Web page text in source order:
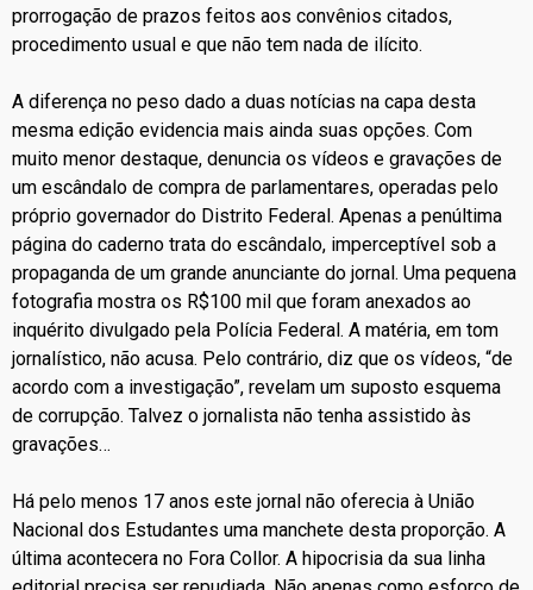
prorrogação de prazos feitos aos convênios citados,
procedimento usual e que não tem nada de ilícito.
A diferença no peso dado a duas notícias na capa desta
mesma edição evidencia mais ainda suas opções. Com
muito menor destaque, denuncia os vídeos e gravações de
um escândalo de compra de parlamentares, operadas pelo
próprio governador do Distrito Federal. Apenas a penúltima
página do caderno trata do escândalo, imperceptível sob a
propaganda de um grande anunciante do jornal. Uma pequena
fotografia mostra os R$100 mil que foram anexados ao
inquérito divulgado pela Polícia Federal. A matéria, em tom
jornalístico, não acusa. Pelo contrário, diz que os vídeos, “de
acordo com a investigação”, revelam um suposto esquema
de corrupção. Talvez o jornalista não tenha assistido às
gravações…
Há pelo menos 17 anos este jornal não oferecia à União
Nacional dos Estudantes uma manchete desta proporção. A
última acontecera no Fora Collor. A hipocrisia da sua linha